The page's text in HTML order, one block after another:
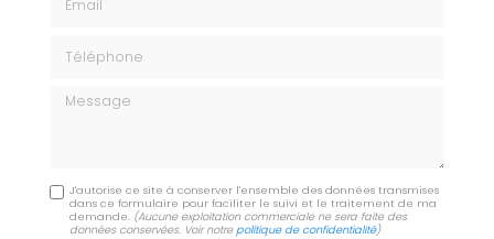
Message
J'autorise ce site à conserver l'ensemble des données transmises
dans ce formulaire pour faciliter le suivi et le traitement de ma
demande. (Aucune exploitation commerciale ne sera faite des
données conservées. Voir notrepolitique de confidentialité)